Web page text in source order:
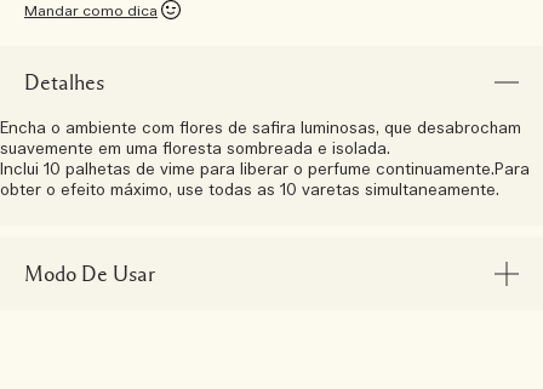
Mandar como dica
Detalhes
Encha o ambiente com flores de safira luminosas, que desabrocham
suavemente em uma floresta sombreada e isolada.
Inclui 10 palhetas de vime para liberar o perfume continuamente.Para
obter o efeito máximo, use todas as 10 varetas simultaneamente.
Modo De Usar